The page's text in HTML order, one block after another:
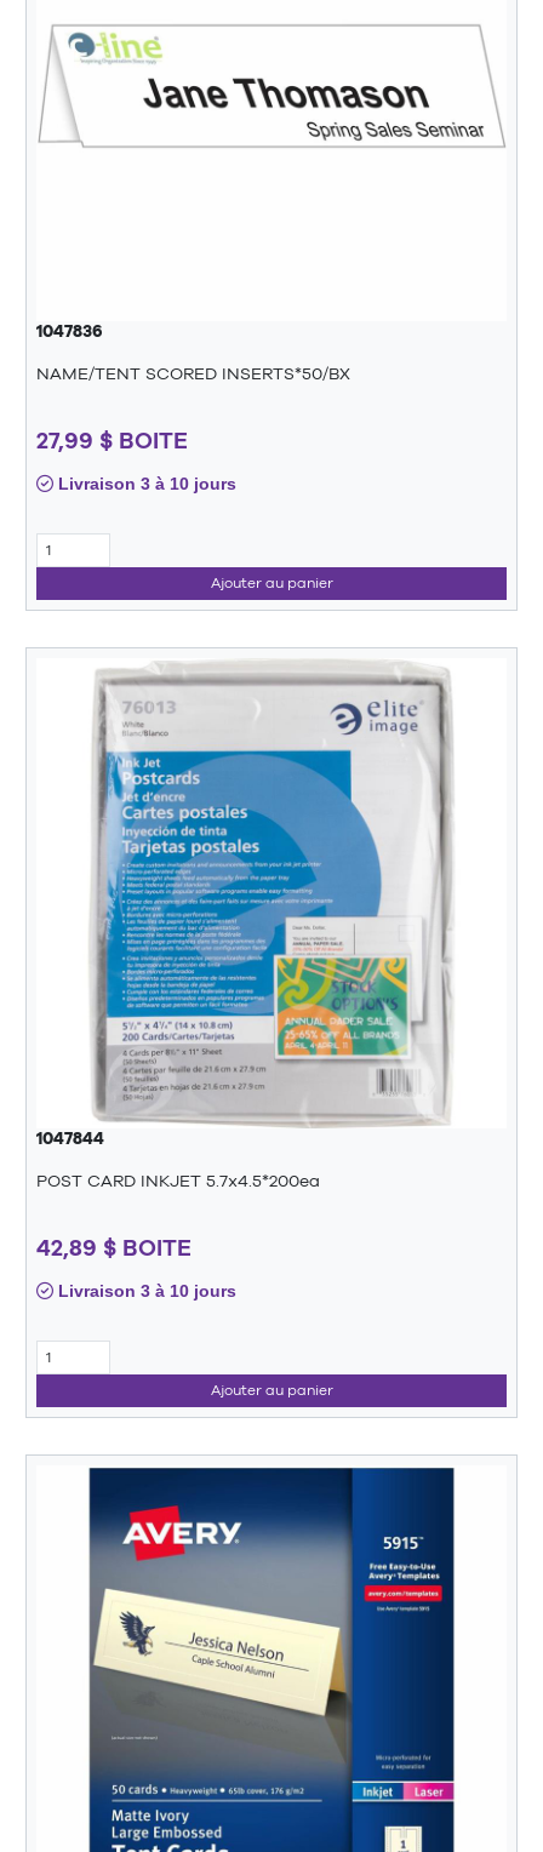
1047836
NAME/TENT SCORED INSERTS*50/BX
27,99 $ BOITE
Livraison 3 à 10 jours
Ajouter au panier
1047844
POST CARD INKJET 5.7x4.5*200ea
42,89 $ BOITE
Livraison 3 à 10 jours
Ajouter au panier